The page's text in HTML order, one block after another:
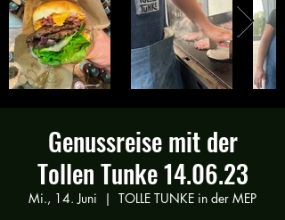
Genussreise mit der
Tollen Tunke 14.06.23
Mi., 14. Juni
  |
TOLLE TUNKE in der MEP